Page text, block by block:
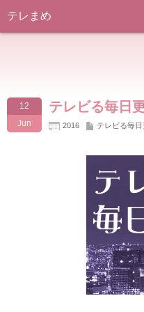
テレまめ
12
Jun
テレビる毎日
2016 テレビる毎日